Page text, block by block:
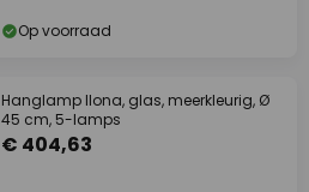
Op voorraad
Hanglamp Ilona, glas, meerkleurig, Ø
45 cm, 5-lamps
€ 404,63